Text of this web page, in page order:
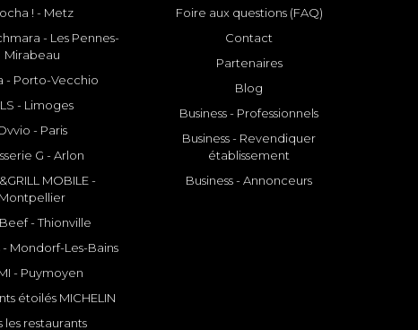
! - Metz
- Les Pennes-
Mirabeau
- Porto-Vecchio
- Limoges
- Paris
G - Arlon
MOBILE -
Montpellier
- Thionville
- Mondorf-Les-Bains
- Puymoyen
étoilés MICHELIN
les restaurants
Foire aux questions (FAQ)
Contact
Partenaires
Blog
Business - Professionnels
Business - Revendiquer
établissement
Business - Annonceurs